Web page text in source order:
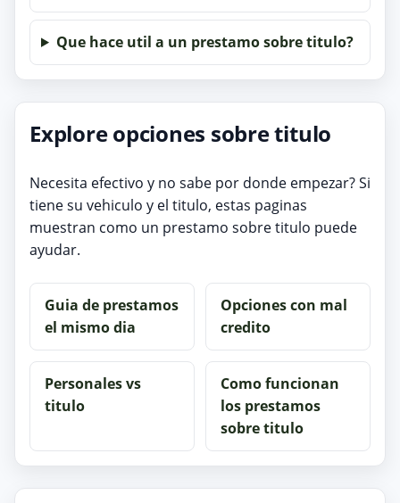
Que hace util a un prestamo sobre titulo?
Explore opciones sobre titulo
Necesita efectivo y no sabe por donde empezar? Si
tiene su vehiculo y el titulo, estas paginas
muestran como un prestamo sobre titulo puede
ayudar.
Guia de prestamos
el mismo dia
Opciones con mal
credito
Personales vs
titulo
Como funcionan
los prestamos
sobre titulo